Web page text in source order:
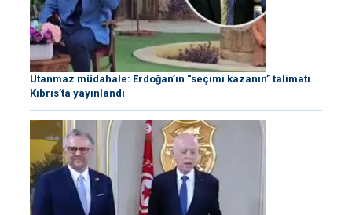
Utanmaz müdahale: Erdoğan’ın “seçimi kazanın” talimatı
Kıbrıs’ta yayınlandı